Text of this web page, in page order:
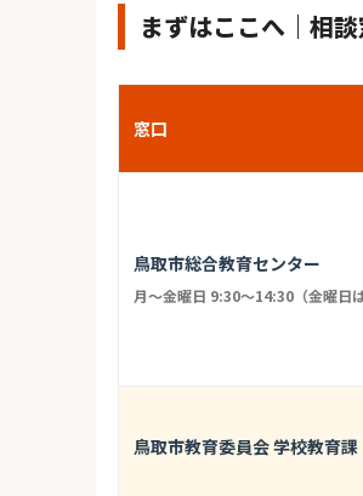
まずはここへ｜相
窓口
鳥取市総合教育センター
月～金曜日 9:30～14:30（金曜日
鳥取市教育委員会 学校教育課